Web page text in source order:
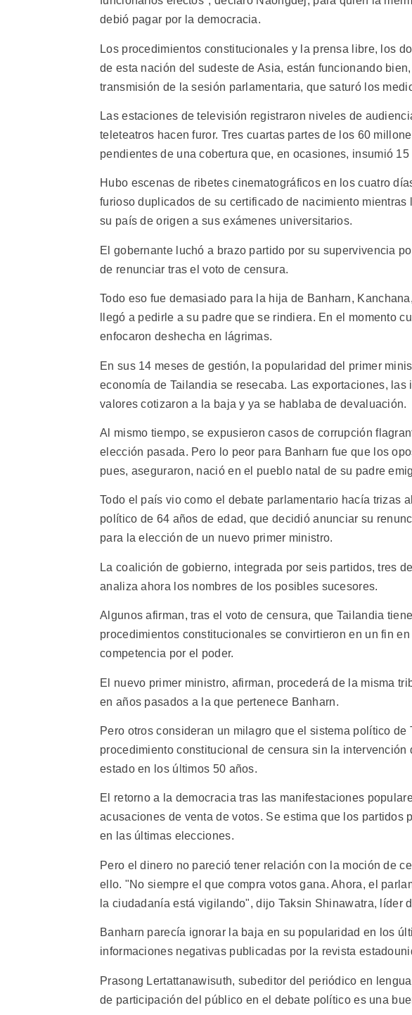
debió pagar por la democracia.
Los procedimientos constitucionales y la prensa libre, los
de esta nación del sudeste de Asia, están funcionando
transmisión de la sesión parlamentaria, que saturó los
Las estaciones de televisión registraron niveles de
teleteatros hacen furor. Tres cuartas partes de los 60
pendientes de una cobertura que, en ocasiones, insumió
Hubo escenas de ribetes cinematográficos en los cuatro
furioso duplicados de su certificado de nacimiento
su país de origen a sus exámenes universitarios.
El gobernante luchó a brazo partido por su supervivencia
de renunciar tras el voto de censura.
Todo eso fue demasiado para la hija de Banharn,
llegó a pedirle a su padre que se rindiera. En el momento
enfocaron deshecha en lágrimas.
En sus 14 meses de gestión, la popularidad del primer
economía de Tailandia se resecaba. Las exportaciones,
valores cotizaron a la baja y ya se hablaba de devaluación.
Al mismo tiempo, se expusieron casos de corrupción
elección pasada. Pero lo peor para Banharn fue que los
pues, aseguraron, nació en el pueblo natal de su padre
Todo el país vio como el debate parlamentario hacía trizas
político de 64 años de edad, que decidió anunciar su
para la elección de un nuevo primer ministro.
La coalición de gobierno, integrada por seis partidos, tres
analiza ahora los nombres de los posibles sucesores.
Algunos afirman, tras el voto de censura, que Tailandia
procedimientos constitucionales se convirtieron en un fin
competencia por el poder.
El nuevo primer ministro, afirman, procederá de la misma
en años pasados a la que pertenece Banharn.
Pero otros consideran un milagro que el sistema político
procedimiento constitucional de censura sin la
estado en los últimos 50 años.
El retorno a la democracia tras las manifestaciones
acusaciones de venta de votos. Se estima que los partidos
en las últimas elecciones.
Pero el dinero no pareció tener relación con la moción de
ello. "No siempre el que compra votos gana. Ahora, el
la ciudadanía está vigilando", dijo Taksin Shinawatra, líder
Banharn parecía ignorar la baja en su popularidad en los
informaciones negativas publicadas por la revista
Prasong Lertattanawisuth, subeditor del periódico en
de participación del público en el debate político es una